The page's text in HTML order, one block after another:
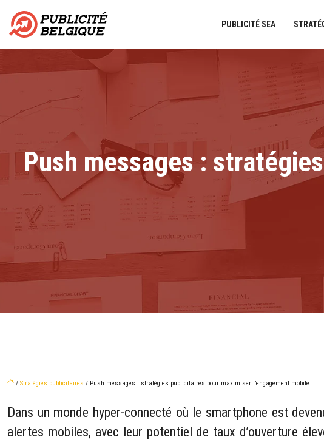
PUBLICITÉ SEA
Push messages :
/ Stratégies publicitaires / Push messages : stratégies publicitaires pour maximiser l’engagement mobile
Dans un monde hyper-connecté où le smartphone est
alertes mobiles, avec leur potentiel de taux d’ouverture